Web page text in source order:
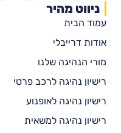
ניווט מהיר
עמוד הבית
אודות דרייבלי
מורי הנהיגה שלנו
רישיון נהיגה לרכב פרטי
רישיון נהיגה לאופנוע
רישיון נהיגה למשאית